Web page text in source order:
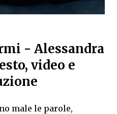
- Alessandra
video e
male le parole,